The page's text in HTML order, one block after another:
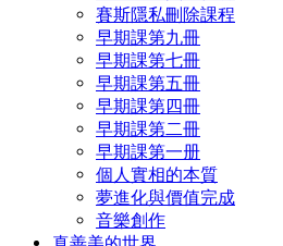
賽斯隱私刪除課程
早期課第九冊
早期課第七冊
早期課第五冊
早期課第四冊
早期課第二冊
早期課第一册
個人實相的本質
夢進化與價值完成
音樂創作